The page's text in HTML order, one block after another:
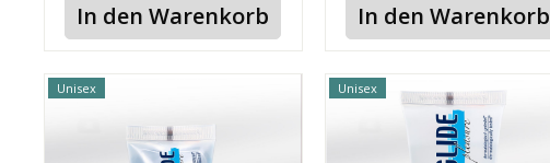
In den Warenkorb In den Warenkorb
Unisex Unisex